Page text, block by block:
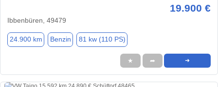
19.900 €
Ibbenbüren, 49479
24.900 km Benzin 81 kw (110 PS)
★ ➦ ➜